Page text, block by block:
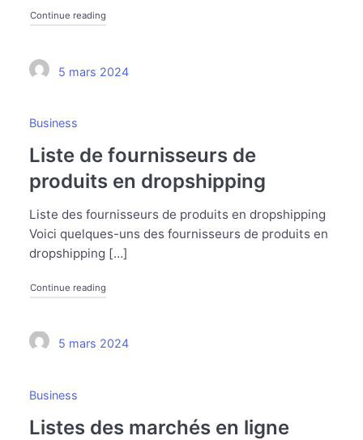
Continue reading
5 mars 2024
Business
Liste de fournisseurs de
produits en dropshipping
Liste des fournisseurs de produits en dropshipping
Voici quelques-uns des fournisseurs de produits en
dropshipping […]
Continue reading
5 mars 2024
Business
Listes des marchés en ligne